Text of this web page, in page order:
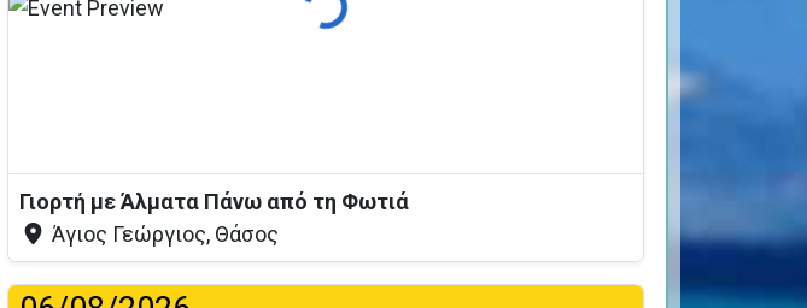
Φόρτωση...
Γιορτή με Άλματα Πάνω από τη Φωτιά
Άγιος Γεώργιος, Θάσος